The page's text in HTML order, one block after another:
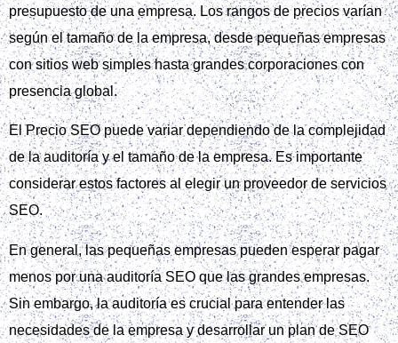
presupuesto de una empresa. Los rangos de precios varían
según el tamaño de la empresa, desde pequeñas empresas
con sitios web simples hasta grandes corporaciones con
presencia global.
El Precio SEO puede variar dependiendo de la complejidad
de la auditoría y el tamaño de la empresa. Es importante
considerar estos factores al elegir un proveedor de servicios
SEO.
En general, las pequeñas empresas pueden esperar pagar
menos por una auditoría SEO que las grandes empresas.
Sin embargo, la auditoría es crucial para entender las
necesidades de la empresa y desarrollar un plan de SEO